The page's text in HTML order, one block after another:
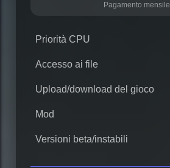
Pagamento mensile
Priorità CPU
Accesso ai file
Upload/download del gioco
Mod
Versioni beta/instabili